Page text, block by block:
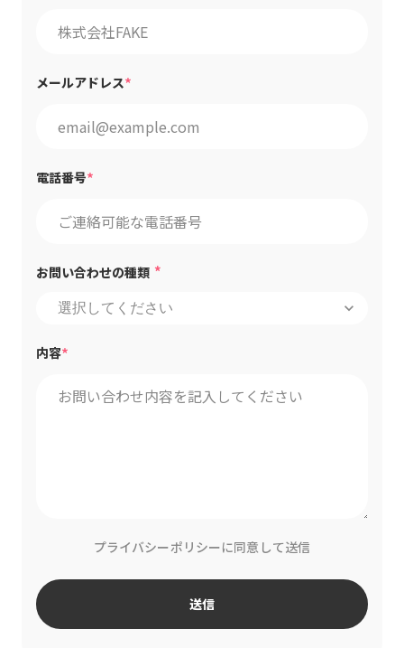
メールアドレス*
電話番号*
お問い合わせの種類 *
keyboard_arrow_down
内容*
プライバシーポリシーに同意して送信
送信